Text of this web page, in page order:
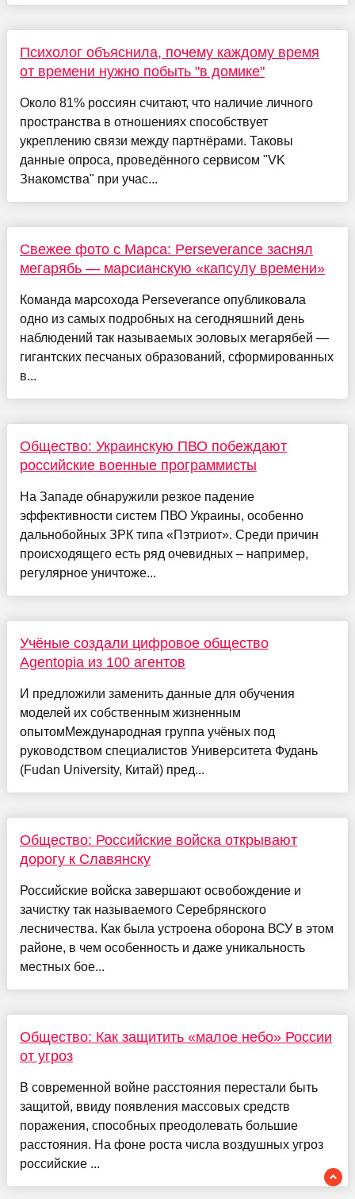
Психолог объяснила, почему каждому время
от времени нужно побыть "в домике"
Около 81% россиян считают, что наличие личного
пространства в отношениях способствует
укреплению связи между партнёрами. Таковы
данные опроса, проведённого сервисом "VK
Знакомства" при учас...
Свежее фото с Марса: Perseverance заснял
мегарябь — марсианскую «капсулу времени»
Команда марсохода Perseverance опубликовала
одно из самых подробных на сегодняшний день
наблюдений так называемых эоловых мегарябей —
гигантских песчаных образований, сформированных
в...
Общество: Украинскую ПВО побеждают
российские военные программисты
На Западе обнаружили резкое падение
эффективности систем ПВО Украины, особенно
дальнобойных ЗРК типа «Пэтриот». Среди причин
происходящего есть ряд очевидных – например,
регулярное уничтоже...
Учёные создали цифровое общество
Agentopia из 100 агентов
И предложили заменить данные для обучения
моделей их собственным жизненным
опытомМеждународная группа учёных под
руководством специалистов Университета Фудань
(Fudan University, Китай) пред...
Общество: Российские войска открывают
дорогу к Славянску
Российские войска завершают освобождение и
зачистку так называемого Серебрянского
лесничества. Как была устроена оборона ВСУ в этом
районе, в чем особенность и даже уникальность
местных бое...
Общество: Как защитить «малое небо» России
от угроз
В современной войне расстояния перестали быть
защитой, ввиду появления массовых средств
поражения, способных преодолевать большие
расстояния. На фоне роста числа воздушных угроз
российские ...